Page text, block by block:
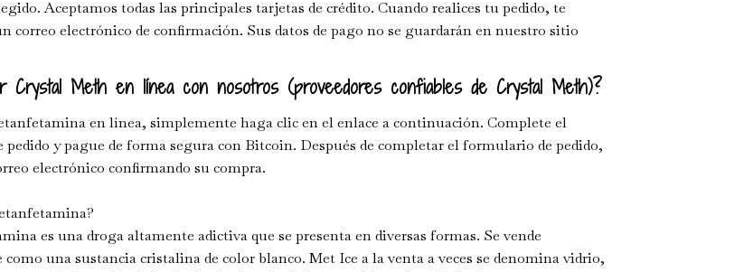
Aceptamos todas las principales tarjetas de crédito. Cuando realices tu pedido, te
correo electrónico de confirmación. Sus datos de pago no se guardarán en nuestro sitio
Crystal Meth en línea con nosotros (proveedores confiables de Crystal Meth)?
en línea, simplemente haga clic en el enlace a continuación. Complete el
y pague de forma segura con Bitcoin. Después de completar el formulario de pedido,
electrónico confirmando su compra.
es una droga altamente adictiva que se presenta en diversas formas. Se vende
una sustancia cristalina de color blanco. Met Ice a la venta a veces se denomina vidrio,